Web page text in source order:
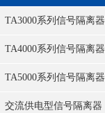
TA3000系列信号隔离器
TA4000系列信号隔离器
TA5000系列信号隔离器
交流供电型信号隔离器